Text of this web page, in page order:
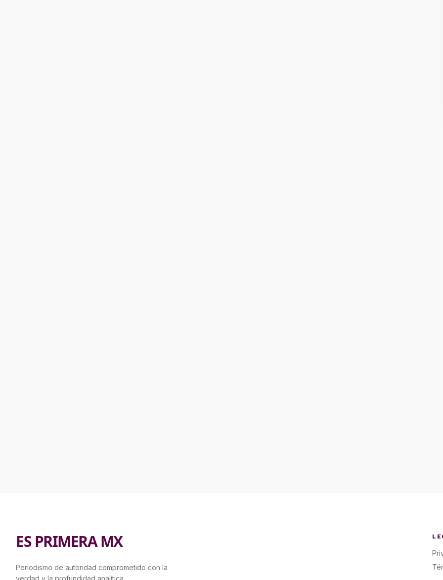
ES PRIMERA MX
Periodismo de autoridad comprometido con la
verdad y la profundidad analítica.